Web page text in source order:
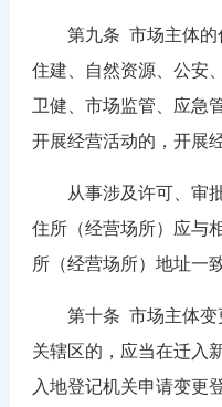
第九条 市场主体
住建、自然资源、公安
卫健、市场监管、应急
开展经营活动的，开展
从事涉及许可、审批
住所（经营场所）应与
所（经营场所）地址一致
第十条 市场主体
关辖区的，应当在迁入
入地登记机关申请变更